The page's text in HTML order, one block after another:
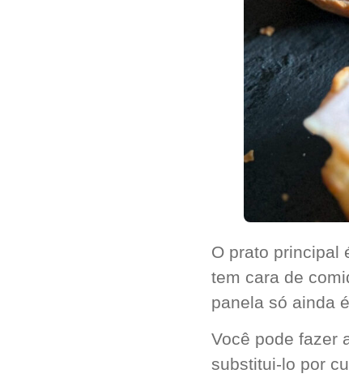
O prato principal
tem cara de
panela só ainda
Você pode fazer
substitui-lo por